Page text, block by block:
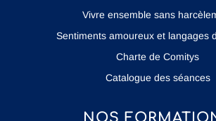
Vivre ensemble sans
Sentiments amoureux et langages
Charte de Comitys
Catalogue des séances
NOS